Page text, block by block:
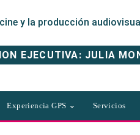
y la producción
EJECUTIVA: JULIA
Experiencia GPS Servicios